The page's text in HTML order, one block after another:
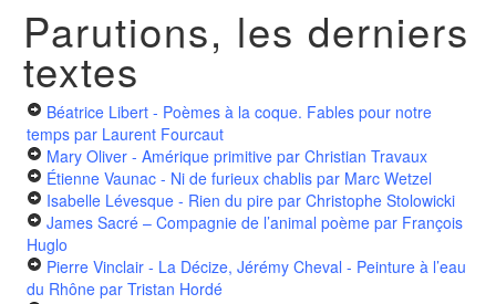
Parutions, les derniers
textes
Béatrice Libert - Poèmes à la coque. Fables pour notre
temps par Laurent Fourcaut
Mary Oliver - Amérique primitive par Christian Travaux
Étienne Vaunac - Ni de furieux chablis par Marc Wetzel
Isabelle Lévesque - Rien du pire par Christophe Stolowicki
James Sacré – Compagnie de l’animal poème par François
Huglo
Pierre Vinclair - La Décize, Jérémy Cheval - Peinture à l’eau
du Rhône par Tristan Hordé